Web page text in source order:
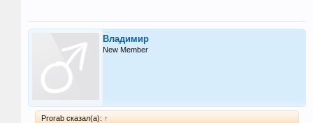
Владимир
New Member
Prorab сказал(а): ↑